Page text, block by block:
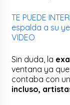
TE PUEDE
espalda a su
VIDEO
Sin duda, la
ventana ya
contaba con
incluso,